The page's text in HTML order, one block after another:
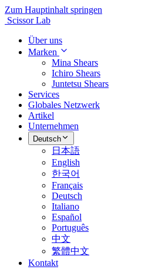
Zum Hauptinhalt springen
Scissor Lab
Über uns
Marken
Mina Shears
Ichiro Shears
Juntetsu Shears
Services
Globales Netzwerk
Artikel
Unternehmen
Deutsch
日本語
English
한국어
Français
Deutsch
Italiano
Español
Português
中文
繁體中文
Kontakt